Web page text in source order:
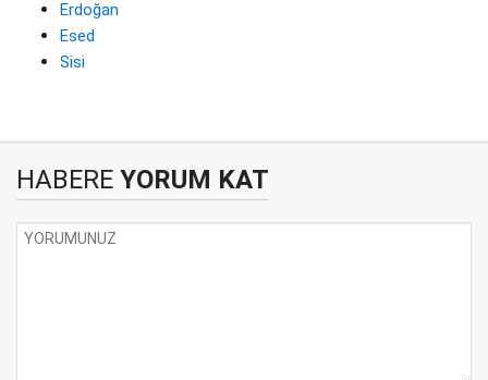
Erdoğan
Esed
Sisi
HABERE YORUM KAT